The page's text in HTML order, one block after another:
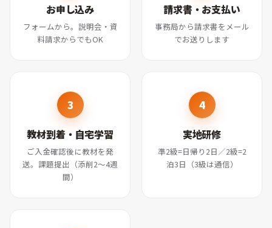
お申し込み
フォームから。説明会・資
料請求からでもOK
請求書・お支払い
事務局から請求書をメール
でお送りします
教材到着・自宅学習
ご入金確認後に教材を発
送。課題提出（添削2〜4週
間）
実地研修
準2級=日帰り2日／2級=2
泊3日（3級は通信）